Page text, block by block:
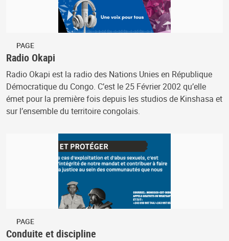
PAGE
Radio Okapi
Radio Okapi est la radio des Nations Unies en République
Démocratique du Congo. C’est le 25 Février 2002 qu’elle
émet pour la première fois depuis les studios de Kinshasa et
sur l’ensemble du territoire congolais.
PAGE
Conduite et discipline